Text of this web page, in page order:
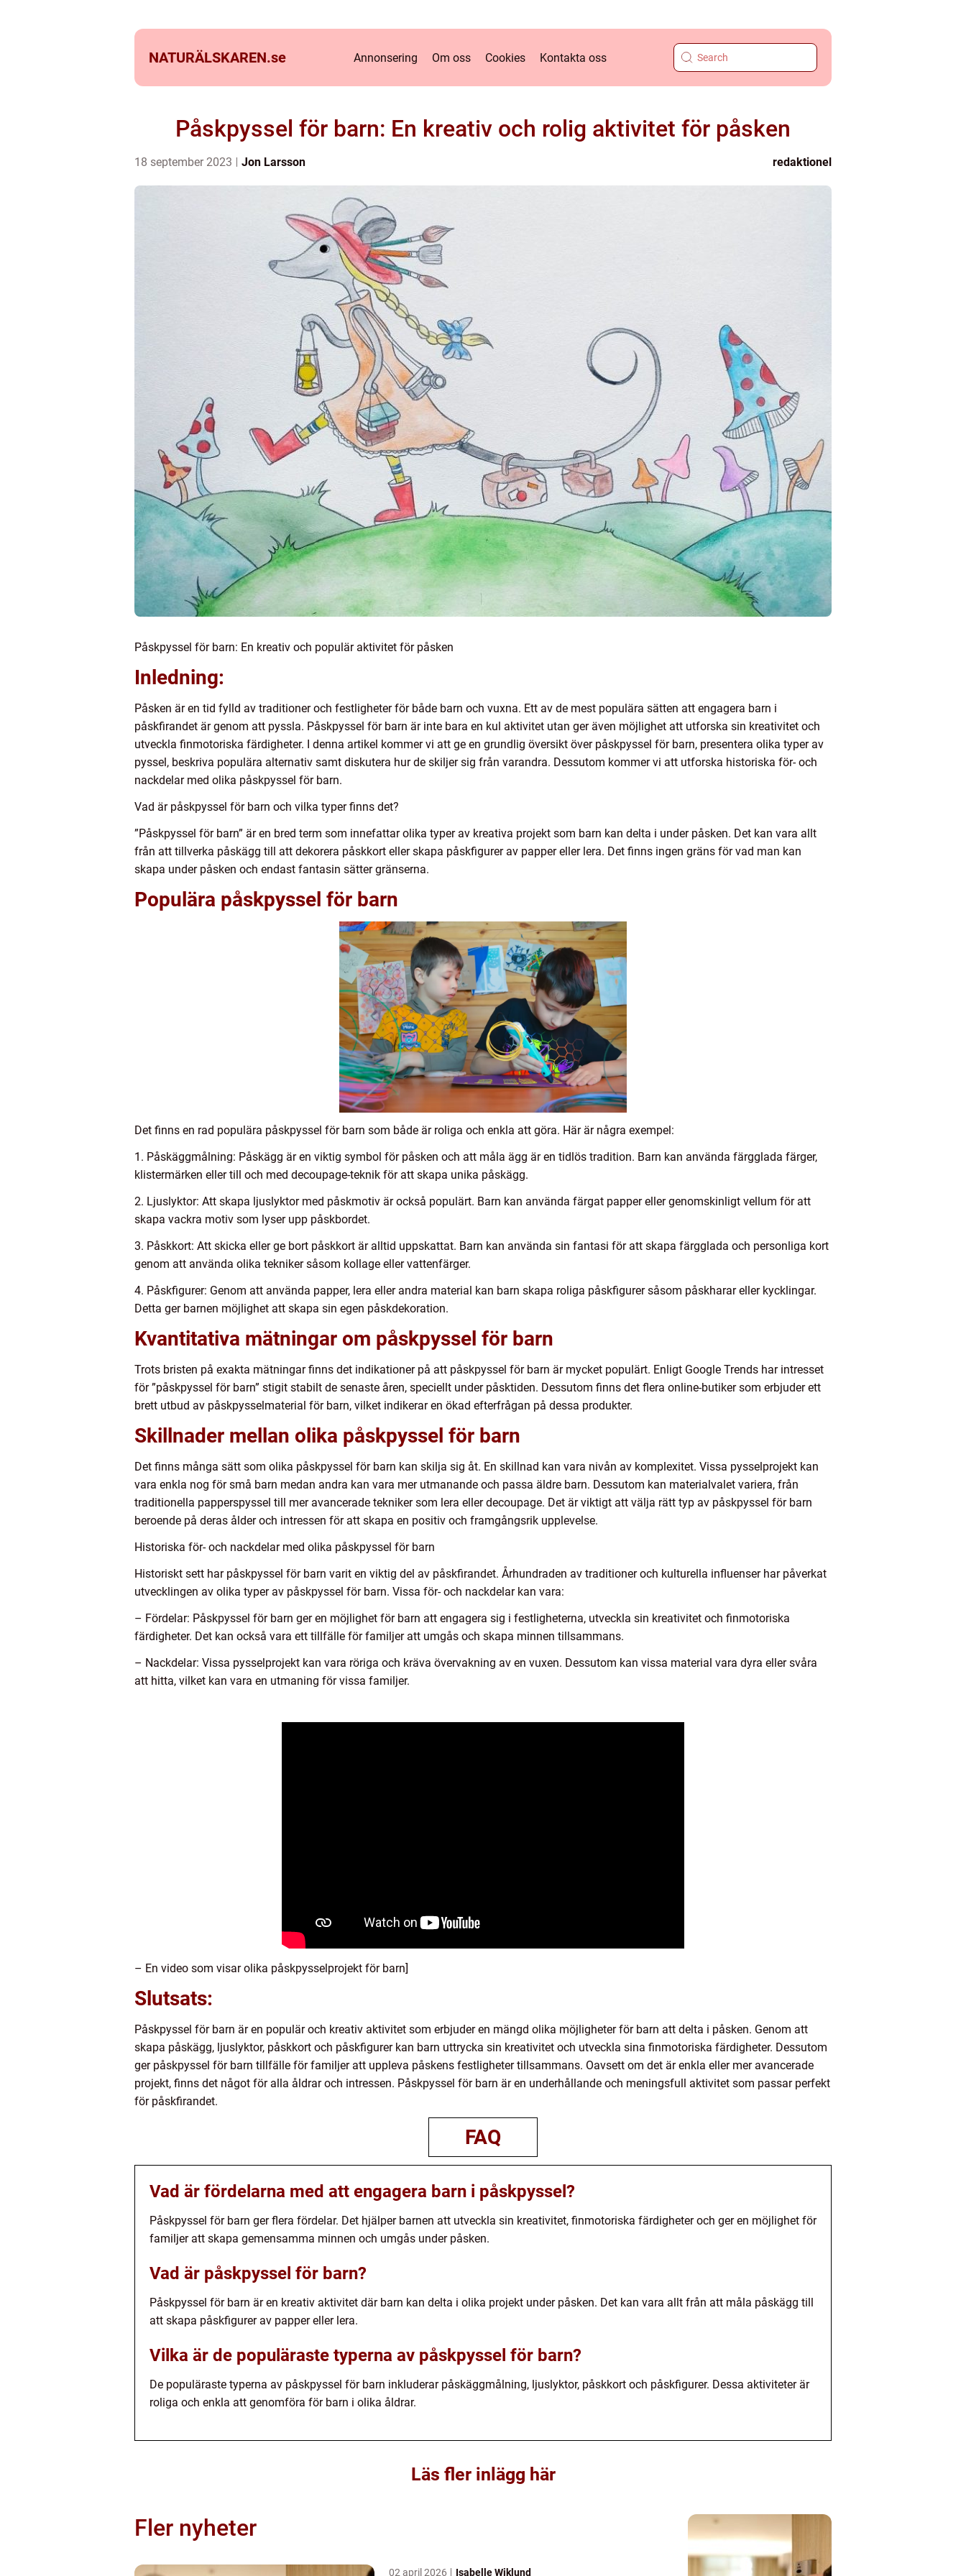
NATURÄLSKAREN.se Annonsering Om oss Cookies Kontakta oss
Påskpyssel för barn: En kreativ och rolig aktivitet för påsken
18 september 2023 Jon Larsson redaktionel
Påskpyssel för barn: En kreativ och populär aktivitet för påsken
Inledning:
Påsken är en tid fylld av traditioner och festligheter för både barn och vuxna. Ett av de mest populära sätten att engagera barn i
påskfirandet är genom att pyssla. Påskpyssel för barn är inte bara en kul aktivitet utan ger även möjlighet att utforska sin kreativitet och
utveckla finmotoriska färdigheter. I denna artikel kommer vi att ge en grundlig översikt över påskpyssel för barn, presentera olika typer av
pyssel, beskriva populära alternativ samt diskutera hur de skiljer sig från varandra. Dessutom kommer vi att utforska historiska för- och
nackdelar med olika påskpyssel för barn.
Vad är påskpyssel för barn och vilka typer finns det?
”Påskpyssel för barn” är en bred term som innefattar olika typer av kreativa projekt som barn kan delta i under påsken. Det kan vara allt
från att tillverka påskägg till att dekorera påskkort eller skapa påskfigurer av papper eller lera. Det finns ingen gräns för vad man kan
skapa under påsken och endast fantasin sätter gränserna.
Populära påskpyssel för barn
Det finns en rad populära påskpyssel för barn som både är roliga och enkla att göra. Här är några exempel:
1. Påskäggmålning: Påskägg är en viktig symbol för påsken och att måla ägg är en tidlös tradition. Barn kan använda färgglada färger,
klistermärken eller till och med decoupage-teknik för att skapa unika påskägg.
2. Ljuslyktor: Att skapa ljuslyktor med påskmotiv är också populärt. Barn kan använda färgat papper eller genomskinligt vellum för att
skapa vackra motiv som lyser upp påskbordet.
3. Påskkort: Att skicka eller ge bort påskkort är alltid uppskattat. Barn kan använda sin fantasi för att skapa färgglada och personliga kort
genom att använda olika tekniker såsom kollage eller vattenfärger.
4. Påskfigurer: Genom att använda papper, lera eller andra material kan barn skapa roliga påskfigurer såsom påskharar eller kycklingar.
Detta ger barnen möjlighet att skapa sin egen påskdekoration.
Kvantitativa mätningar om påskpyssel för barn
Trots bristen på exakta mätningar finns det indikationer på att påskpyssel för barn är mycket populärt. Enligt Google Trends har intresset
för ”påskpyssel för barn” stigit stabilt de senaste åren, speciellt under påsktiden. Dessutom finns det flera online-butiker som erbjuder ett
brett utbud av påskpysselmaterial för barn, vilket indikerar en ökad efterfrågan på dessa produkter.
Skillnader mellan olika påskpyssel för barn
Det finns många sätt som olika påskpyssel för barn kan skilja sig åt. En skillnad kan vara nivån av komplexitet. Vissa pysselprojekt kan
vara enkla nog för små barn medan andra kan vara mer utmanande och passa äldre barn. Dessutom kan materialvalet variera, från
traditionella papperspyssel till mer avancerade tekniker som lera eller decoupage. Det är viktigt att välja rätt typ av påskpyssel för barn
beroende på deras ålder och intressen för att skapa en positiv och framgångsrik upplevelse.
Historiska för- och nackdelar med olika påskpyssel för barn
Historiskt sett har påskpyssel för barn varit en viktig del av påskfirandet. Århundraden av traditioner och kulturella influenser har påverkat
utvecklingen av olika typer av påskpyssel för barn. Vissa för- och nackdelar kan vara:
– Fördelar: Påskpyssel för barn ger en möjlighet för barn att engagera sig i festligheterna, utveckla sin kreativitet och finmotoriska
färdigheter. Det kan också vara ett tillfälle för familjer att umgås och skapa minnen tillsammans.
– Nackdelar: Vissa pysselprojekt kan vara röriga och kräva övervakning av en vuxen. Dessutom kan vissa material vara dyra eller svåra
att hitta, vilket kan vara en utmaning för vissa familjer.
– En video som visar olika påskpysselprojekt för barn]
Slutsats:
Påskpyssel för barn är en populär och kreativ aktivitet som erbjuder en mängd olika möjligheter för barn att delta i påsken. Genom att
skapa påskägg, ljuslyktor, påskkort och påskfigurer kan barn uttrycka sin kreativitet och utveckla sina finmotoriska färdigheter. Dessutom
ger påskpyssel för barn tillfälle för familjer att uppleva påskens festligheter tillsammans. Oavsett om det är enkla eller mer avancerade
projekt, finns det något för alla åldrar och intressen. Påskpyssel för barn är en underhållande och meningsfull aktivitet som passar perfekt
för påskfirandet.
FAQ
Vad är fördelarna med att engagera barn i påskpyssel?
Påskpyssel för barn ger flera fördelar. Det hjälper barnen att utveckla sin kreativitet, finmotoriska färdigheter och ger en möjlighet för
familjer att skapa gemensamma minnen och umgås under påsken.
Vad är påskpyssel för barn?
Påskpyssel för barn är en kreativ aktivitet där barn kan delta i olika projekt under påsken. Det kan vara allt från att måla påskägg till
att skapa påskfigurer av papper eller lera.
Vilka är de populäraste typerna av påskpyssel för barn?
De populäraste typerna av påskpyssel för barn inkluderar påskäggmålning, ljuslyktor, påskkort och påskfigurer. Dessa aktiviteter är
roliga och enkla att genomföra för barn i olika åldrar.
Läs fler inlägg här
Fler nyheter
02 april 2026 Isabelle Wiklund